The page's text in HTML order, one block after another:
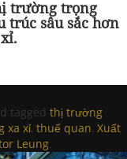
trường trọng
trúc sâu sắc hơn
tagged thị trường
xa xỉ, thuế quan, Xuất
Leung.